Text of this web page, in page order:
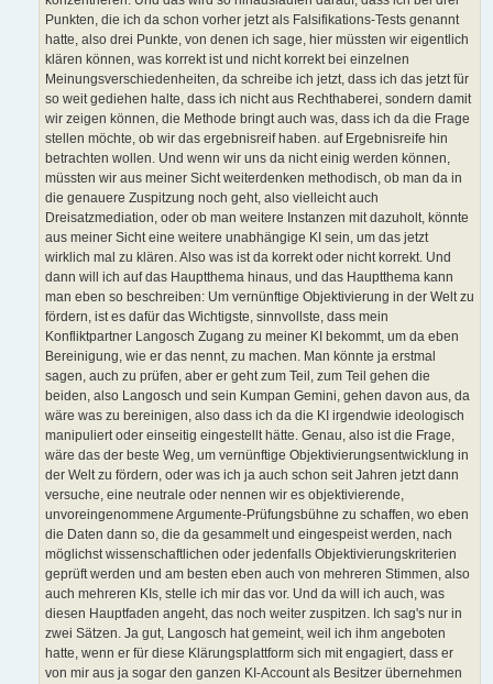
Punkten, die ich da schon vorher jetzt als Falsifikations-Tests genannt
hatte, also drei Punkte, von denen ich sage, hier müssten wir eigentlich
klären können, was korrekt ist und nicht korrekt bei einzelnen
Meinungsverschiedenheiten, da schreibe ich jetzt, dass ich das jetzt für
so weit gediehen halte, dass ich nicht aus Rechthaberei, sondern damit
wir zeigen können, die Methode bringt auch was, dass ich da die Frage
stellen möchte, ob wir das ergebnisreif haben. auf Ergebnisreife hin
betrachten wollen. Und wenn wir uns da nicht einig werden können,
müssten wir aus meiner Sicht weiterdenken methodisch, ob man da in
die genauere Zuspitzung noch geht, also vielleicht auch
Dreisatzmediation, oder ob man weitere Instanzen mit dazuholt, könnte
aus meiner Sicht eine weitere unabhängige KI sein, um das jetzt
wirklich mal zu klären. Also was ist da korrekt oder nicht korrekt. Und
dann will ich auf das Hauptthema hinaus, und das Hauptthema kann
man eben so beschreiben: Um vernünftige Objektivierung in der Welt zu
fördern, ist es dafür das Wichtigste, sinnvollste, dass mein
Konfliktpartner Langosch Zugang zu meiner KI bekommt, um da eben
Bereinigung, wie er das nennt, zu machen. Man könnte ja erstmal
sagen, auch zu prüfen, aber er geht zum Teil, zum Teil gehen die
beiden, also Langosch und sein Kumpan Gemini, gehen davon aus, da
wäre was zu bereinigen, also dass ich da die KI irgendwie ideologisch
manipuliert oder einseitig eingestellt hätte. Genau, also ist die Frage,
wäre das der beste Weg, um vernünftige Objektivierungsentwicklung in
der Welt zu fördern, oder was ich ja auch schon seit Jahren jetzt dann
versuche, eine neutrale oder nennen wir es objektivierende,
unvoreingenommene Argumente-Prüfungsbühne zu schaffen, wo eben
die Daten dann so, die da gesammelt und eingespeist werden, nach
möglichst wissenschaftlichen oder jedenfalls Objektivierungskriterien
geprüft werden und am besten eben auch von mehreren Stimmen, also
auch mehreren KIs, stelle ich mir das vor. Und da will ich auch, was
diesen Hauptfaden angeht, das noch weiter zuspitzen. Ich sag's nur in
zwei Sätzen. Ja gut, Langosch hat gemeint, weil ich ihm angeboten
hatte, wenn er für diese Klärungsplattform sich mit engagiert, dass er
von mir aus ja sogar den ganzen KI-Account als Besitzer übernehmen